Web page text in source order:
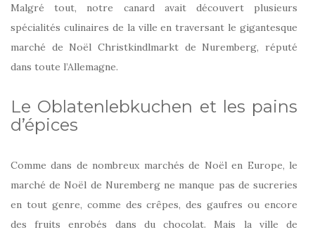
Malgré tout, notre canard avait découvert plusieurs
spécialités culinaires de la ville en traversant le gigantesque
marché de Noël Christkindlmarkt de Nuremberg, réputé
dans toute l’Allemagne.
Le Oblatenlebkuchen et les pains
d’épices
Comme dans de nombreux marchés de Noël en Europe, le
marché de Noël de Nuremberg ne manque pas de sucreries
en tout genre, comme des crêpes, des gaufres ou encore
des fruits enrobés dans du chocolat. Mais la ville de